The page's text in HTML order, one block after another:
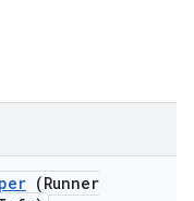
(Runner